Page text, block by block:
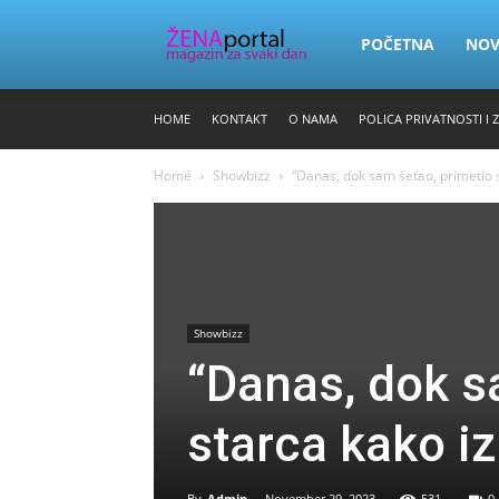
Zena
POČETNA
HOME KONTAKT O NAMA POLICA PRIVATNOSTI I
Home Showbizz “Danas, dok sam šetao,
Showbizz
“Danas, dok
starca kako